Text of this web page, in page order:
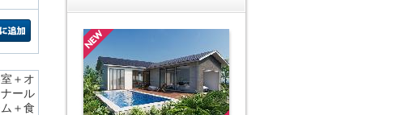
＋オ
ール
＋食